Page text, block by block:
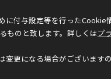
付与設定等を行ったCookie
ものと致します。詳しくはプ
更になる場合がございますの